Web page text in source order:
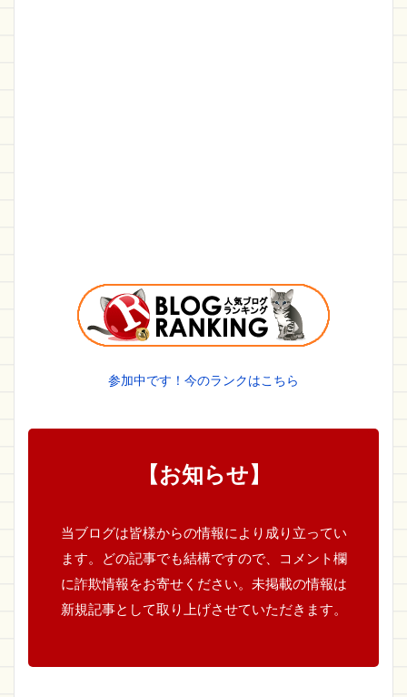
参加中です！今のランクはこちら
【お知らせ】
当ブログは皆様からの情報により成り立ってい
ます。どの記事でも結構ですので、コメント欄
に詐欺情報をお寄せください。未掲載の情報は
新規記事として取り上げさせていただきます。